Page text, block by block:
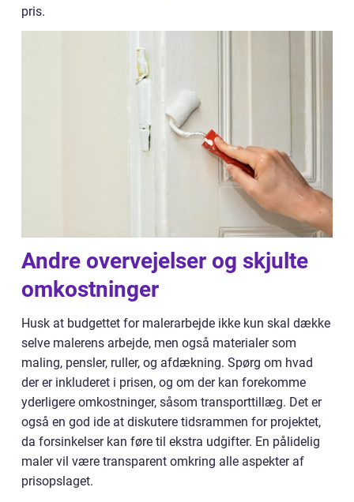
pris.
Andre overvejelser og skjulte
omkostninger
Husk at budgettet for malerarbejde ikke kun skal dække
selve malerens arbejde, men også materialer som
maling, pensler, ruller, og afdækning. Spørg om hvad
der er inkluderet i prisen, og om der kan forekomme
yderligere omkostninger, såsom transporttillæg. Det er
også en god ide at diskutere tidsrammen for projektet,
da forsinkelser kan føre til ekstra udgifter. En pålidelig
maler vil være transparent omkring alle aspekter af
prisopslaget.